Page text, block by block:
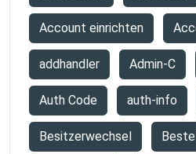
Account einrichten
addhandler Admin-C
Auth Code auth-info
Besitzerwechsel